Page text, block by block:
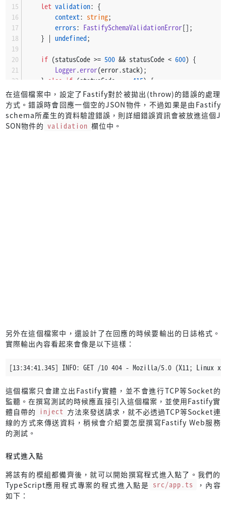
let validation: {
context: string;
errors: FastifySchemaValidationError[];
    } |
undefined;
if (statusCode >= 500 && statusCode < 600) {
Logger.error(error.stack);
    }
else if (statusCode === 415) {
Logger.warn(error.stack);
    }
else if ( typeof error.validation !== "undefined")
        error.
validation forEach((e) => {
delete e.message;
        });
});
const method = req.method
let realIP : string | null;
let ip = req.headers["x-real-ip"];
if (typeof ip === "undefined" ) {
        ip = req.
            realIP = req.
socket.remoteAddress ?? null;
        }
else if (Array.isArray(ip)) {
            realIP = ip[
在這個檔案中，設定了Fastify對於被拋出(throw)的錯誤的處理
方式。錯誤時會回應一個空的JSON物件，不過如果是由Fastify
schema所產生的資料驗證錯誤，則詳細錯誤資訊會被放進這個J
SON物件的 validation 欄位中。
另外在這個檔案中，還設計了在回應的時候要輸出的日誌格式。
實際輸出內容看起來會像是以下這樣：
[13:34:41.345] INFO: GET /10 404 - Mozilla/5.0 (X11; Linux
這個檔案只會建立出Fastify實體，並不會進行TCP等Socket的
監聽。在撰寫測試的時候應直接引入這個檔案，並使用Fastify實
體自帶的 inject 方法來發送請求，就不必透過TCP等Socket連
線的方式來傳送資料，稍候會介紹要怎麼撰寫Fastify Web服務
的測試。
程式進入點
將該有的模組都備齊後，就可以開始撰寫程式進入點了。我們的
TypeScript應用程式專案的程式進入點是 src/app.ts
，內容
如下：